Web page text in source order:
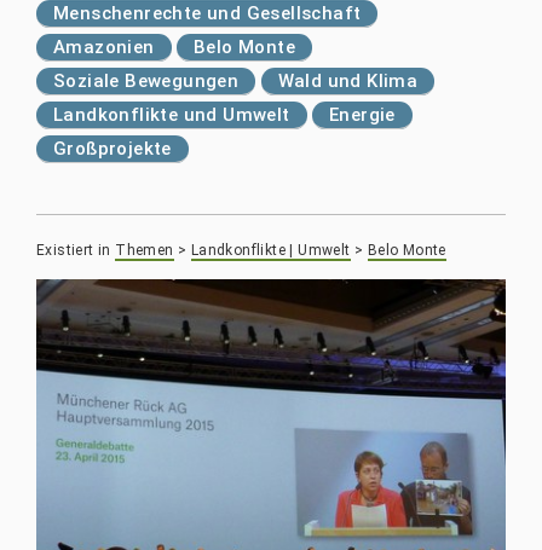
Menschenrechte und Gesellschaft
Amazonien
Belo Monte
Soziale Bewegungen
Wald und Klima
Landkonflikte und Umwelt
Energie
Großprojekte
Existiert in Themen > Landkonflikte | Umwelt > Belo Monte